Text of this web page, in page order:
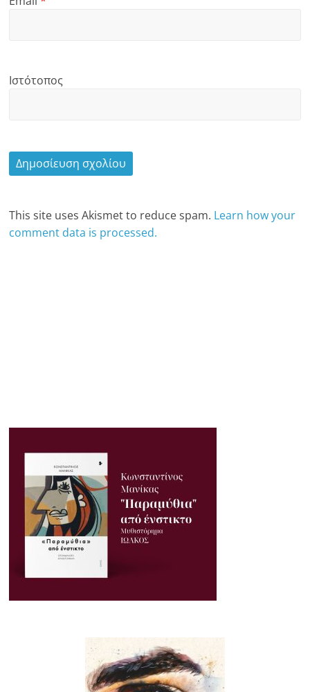
Ιστότοπος
This site uses Akismet to reduce spam. Learn how your
comment data is processed.